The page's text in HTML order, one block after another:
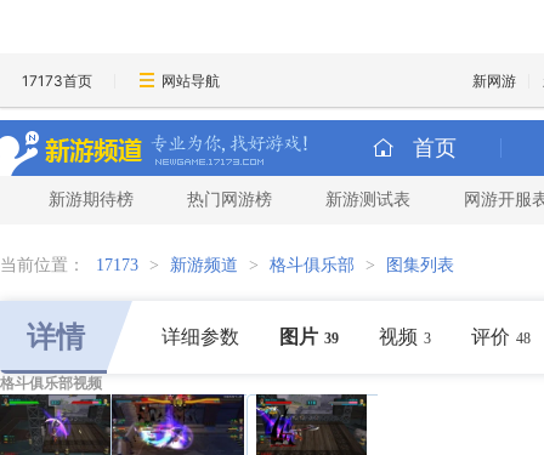
17173首页 网站导航 新网游
首页
新游期待榜 热门网游榜 新游测试表 网游开服
当前位置： 17173 > 新游频道 > 格斗俱乐部 > 图集列表
详情 详细参数 图片 39 视频 3 评价 48
格斗俱乐部视频